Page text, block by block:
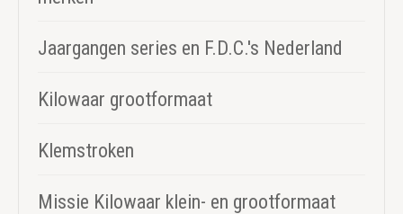
Jaargangen series en F.D.C.'s Nederland
Kilowaar grootformaat
Klemstroken
Missie Kilowaar klein- en grootformaat